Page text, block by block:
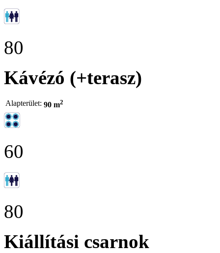
80
Kávézó (+terasz)
Alapterület: 90 m2
60
80
Kiállítási csarnok